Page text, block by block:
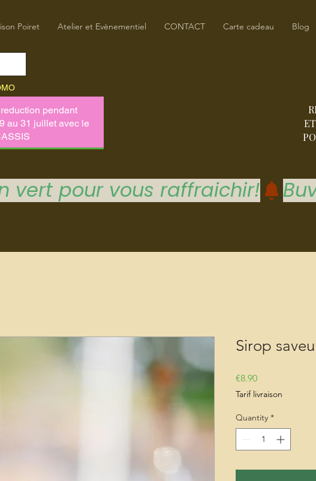
Poiret Atelier et Evènementiel CONTACT Carte cadeau Blog
vert pour vous raffraichir!
Sirop
€8.90Price
Tarif livraison
Quantity *